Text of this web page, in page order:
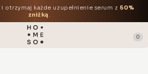
i otrzymaj każde uzupełnienie serum z50%
zniżką .
0